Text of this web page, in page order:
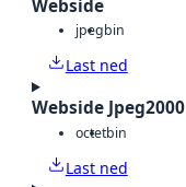
Webside
jpegbin
Last ned
Webside Jpeg2000
octetbin
Last ned